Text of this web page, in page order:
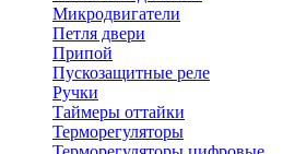
Микродвигатели
Петля двери
Припой
Пускозащитные реле
Ручки
Таймеры оттайки
Терморегуляторы